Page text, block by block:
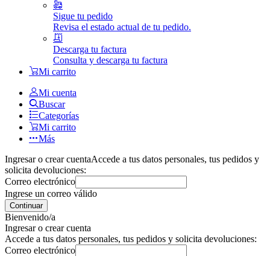
Sigue tu pedido
Revisa el estado actual de tu pedido.
Descarga tu factura
Consulta y descarga tu factura
Mi carrito
Mi cuenta
Buscar
Categorías
Mi carrito
Más
Ingresar o crear cuentaAccede a tus datos personales, tus pedidos y
solicita devoluciones:
Correo electrónico
Ingrese un correo válido
Continuar
Bienvenido/a
Ingresar o crear cuenta
Accede a tus datos personales, tus pedidos y solicita devoluciones:
Correo electrónico